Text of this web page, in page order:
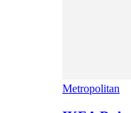
Metropolitan